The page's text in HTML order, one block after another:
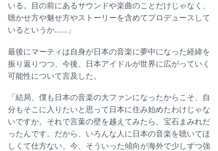
いる。目の前にあるサウンドや楽曲のことだけじゃなく、
聴かせ方や魅せ方やストーリーを含めてプロデュースして
いるというか……」
最後にマーティは自身が日本の音楽に夢中になった経緯を
振り返りつつ、今後、日本アイドルが世界に広がっていく
可能性について言及した。
「結局、僕も日本の音楽の大ファンになったからこそ、自
分もそこに入りたいと思って日本に住み始めたわけじゃな
いですか。それで言葉の壁を越えてみたら、宝石まみれだ
ったんです。だから、いろんな人に日本の音楽を聴いてほ
しくて仕方ない。今、そういった傾向が海外で少しずつ強